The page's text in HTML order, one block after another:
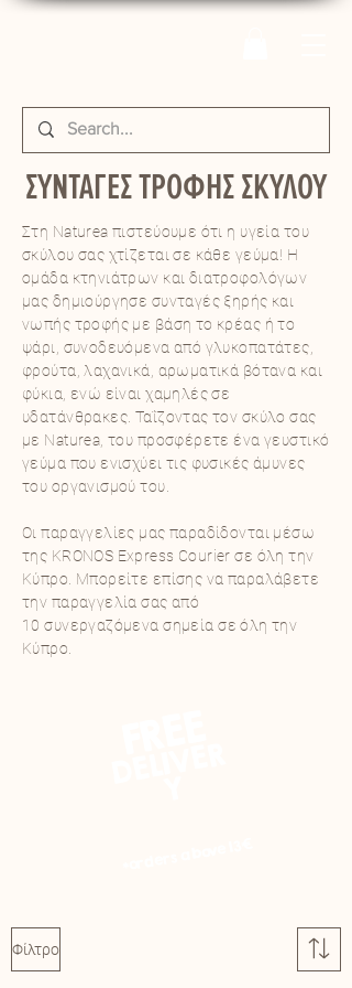
ΣΥΝΤΑΓΕΣ ΤΡΟΦΗΣ ΣΚΥΛΟΥ
Στη Naturea πιστεύουμε ότι η υγεία του
σκύλου σας χτίζεται σε κάθε γεύμα! Η
ομάδα κτηνιάτρων και διατροφολόγων
μας δημιούργησε συνταγές ξηρής και
νωπής τροφής με βάση το κρέας ή το
ψάρι, συνοδευόμενα από γλυκοπατάτες,
φρούτα, λαχανικά, αρωματικά βότανα και
φύκια, ενώ είναι χαμηλές σε
υδατάνθρακες. Ταΐζοντας τον σκύλο σας
με Naturea, του προσφέρετε ένα γευστικό
γεύμα που ενισχύει τις φυσικές άμυνες
του οργανισμού του.
Οι παραγγελίες μας παραδίδονται μέσω
της KRONOS Express Courier σε όλη την
Κύπρο. Μπορείτε επίσης να παραλάβετε
την παραγγελία σας από
10συνεργαζόμενα σημεία σε όλη την
Κύπρο.
Φίλτρο